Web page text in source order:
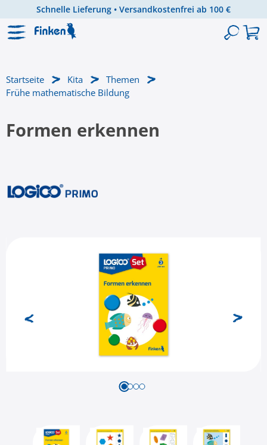
Zum Hauptinhalt springen
Schnelle Lieferung • Versandkostenfrei ab 100 €
Startseite Kita
Themen
Frühe mathematische Bildung
Formen erkennen